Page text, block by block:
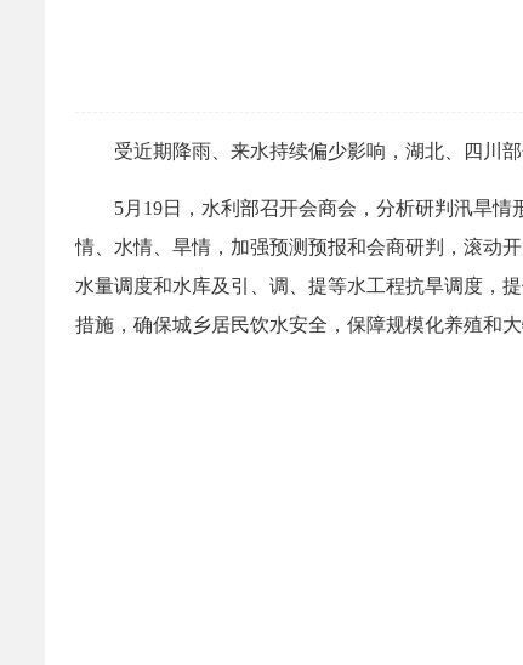
受近期降雨、来水持续偏少影响，湖北、四川
5月19日，水利部召开会商会，分析研判汛旱
情、水情、旱情，加强预测预报和会商研判，滚动
水量调度和水库及引、调、提等水工程抗旱调度，
措施，确保城乡居民饮水安全，保障规模化养殖和